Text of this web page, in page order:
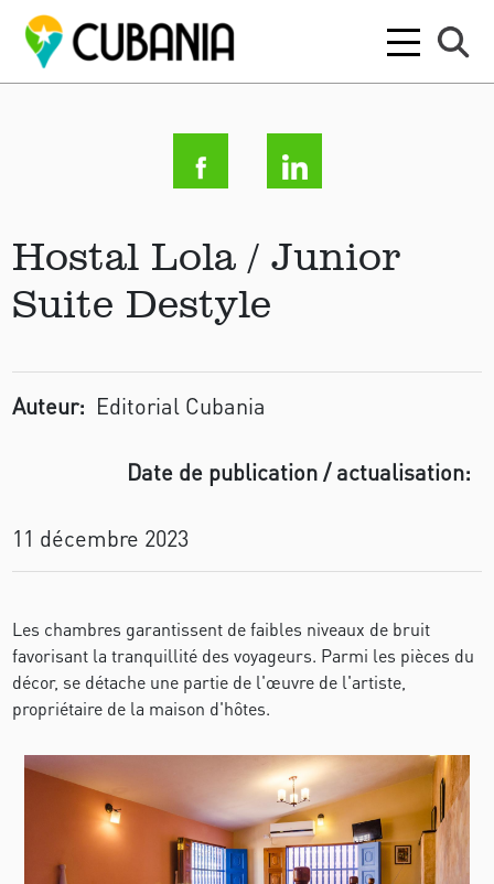
Hostal Lola / Junior
Suite Destyle
Auteur: Editorial Cubania
Date de publication / actualisation:
11 décembre 2023
Les chambres garantissent de faibles niveaux de bruit
favorisant la tranquillité des voyageurs. Parmi les pièces du
décor, se détache une partie de l'œuvre de l'artiste,
propriétaire de la maison d'hôtes.